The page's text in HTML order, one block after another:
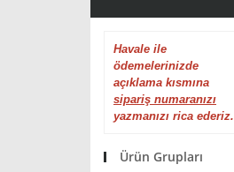
Havale ile
ödemelerinizde
açıklama kısmına
sipariş numaranızı
yazmanızı rica ederiz.
Ürün Grupları